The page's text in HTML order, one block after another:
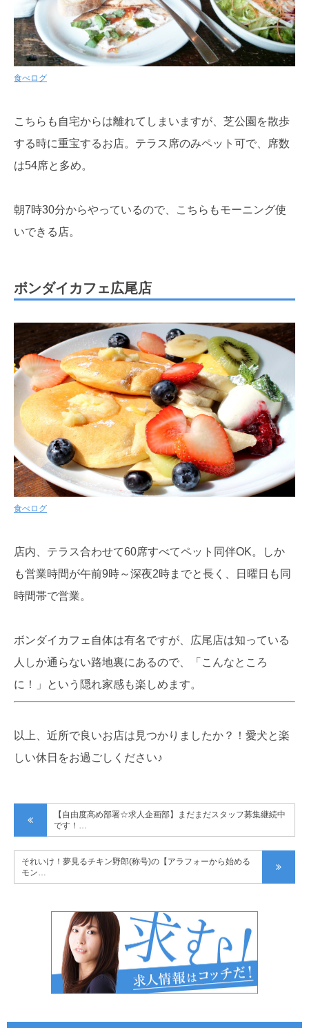
食べログ
こちらも自宅からは離れてしまいますが、芝公園を散歩
する時に重宝するお店。テラス席のみペット可で、席数
は54席と多め。
朝7時30分からやっているので、こちらもモーニング使
いできる店。
ボンダイカフェ広尾店
食べログ
店内、テラス合わせて60席すべてペット同伴OK。しか
も営業時間が午前9時～深夜2時までと長く、日曜日も同
時間帯で営業。
ボンダイカフェ自体は有名ですが、広尾店は知っている
人しか通らない路地裏にあるので、「こんなところ
に！」という隠れ家感も楽しめます。
以上、近所で良いお店は見つかりましたか？！愛犬と楽
しい休日をお過ごしください♪
【自由度高め部署☆求人企画部】まだまだスタッフ募集継続中
です！…
それいけ！夢見るチキン野郎(称号)の【アラフォーから始める
モン…